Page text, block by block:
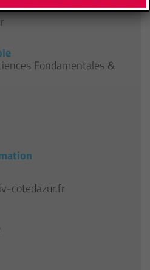
Fondamentales &
cotedazur.fr